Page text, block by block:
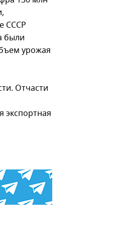
СССР
были
урожая
Отчасти
экспортная